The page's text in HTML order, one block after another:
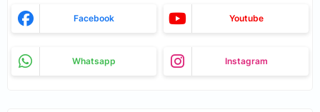
Facebook Youtube
Whatsapp Instagram